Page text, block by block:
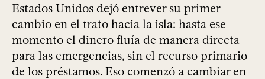
Estados Unidos dejó entrever su primer
cambio en el trato hacia la isla: hasta ese
momento el dinero fluía de manera directa
para las emergencias, sin el recurso primario
de los préstamos. Eso comenzó a cambiar en